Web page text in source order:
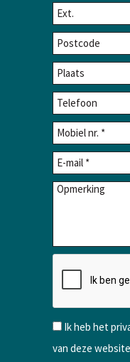
Ik heb het
van deze